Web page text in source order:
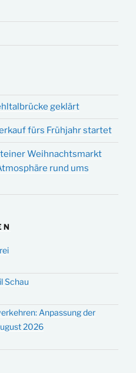
geklärt
fürs Frühjahr startet
Weihnachtsmarkt
rund ums
Schau
Anpassung der
2026